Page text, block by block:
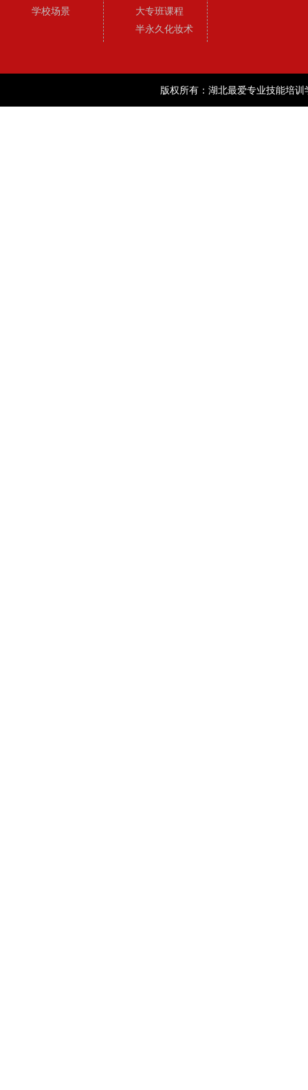
学校场景
大专班课程
半永久化妆术
版权所有：湖北最爱专业技能培